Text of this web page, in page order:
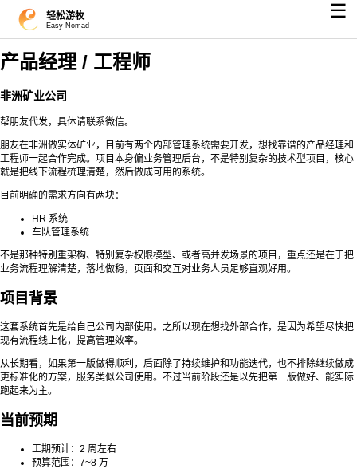
轻松游牧
Easy Nomad
☰
产品经理 / 工程师
非洲矿业公司
帮朋友代发，具体请联系微信。
朋友在非洲做实体矿业，目前有两个内部管理系统需要开发，想找靠谱的产品经理和
工程师一起合作完成。项目本身偏业务管理后台，不是特别复杂的技术型项目，核心
就是把线下流程梳理清楚，然后做成可用的系统。
目前明确的需求方向有两块：
HR 系统
车队管理系统
不是那种特别重架构、特别复杂权限模型、或者高并发场景的项目，重点还是在于把
业务流程理解清楚，落地做稳，页面和交互对业务人员足够直观好用。
项目背景
这套系统首先是给自己公司内部使用。之所以现在想找外部合作，是因为希望尽快把
现有流程线上化，提高管理效率。
从长期看，如果第一版做得顺利，后面除了持续维护和功能迭代，也不排除继续做成
更标准化的方案，服务类似公司使用。不过当前阶段还是以先把第一版做好、能实际
跑起来为主。
当前预期
工期预计：2 周左右
预算范围：7~8 万